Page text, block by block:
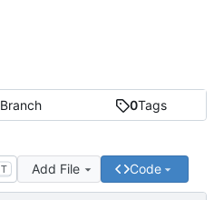
Branch 0Tags
T Add File Code